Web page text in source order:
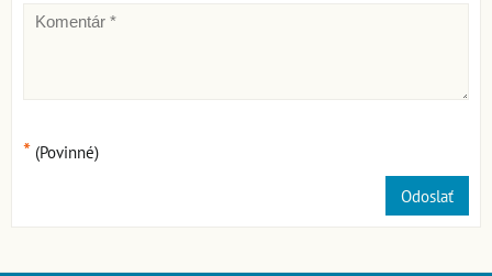
* (Povinné)
Odoslať